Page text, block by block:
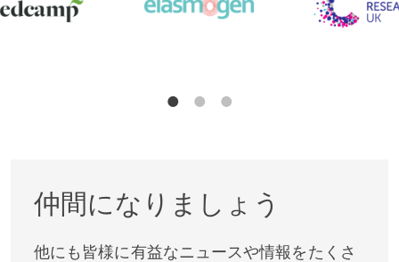
及び資金調達からその後のM&A及びIPOまで、全てを
仲間になりましょう
他にも皆様に有益なニュースや情報をたくさ